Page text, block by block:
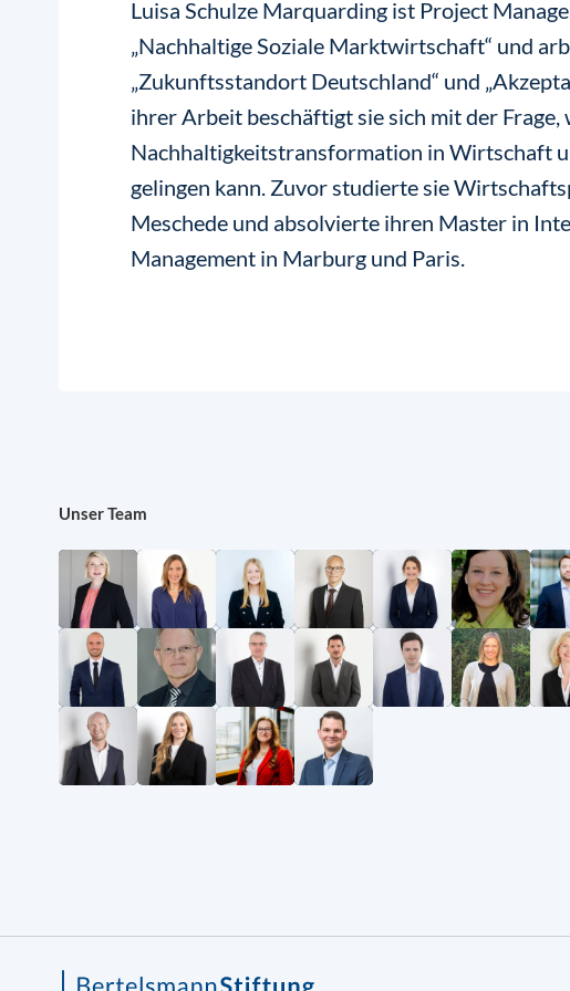
Luisa Schulze Marquarding ist Project
„Nachhaltige Soziale Marktwirtschaft“ und
„Zukunftsstandort Deutschland“ und
ihrer Arbeit beschäftigt sie sich mit der Frage,
Nachhaltigkeitstransformation in Wirtschaft
gelingen kann. Zuvor studierte sie
Meschede und absolvierte ihren Master in
Management in Marburg und Paris.
Unser Team